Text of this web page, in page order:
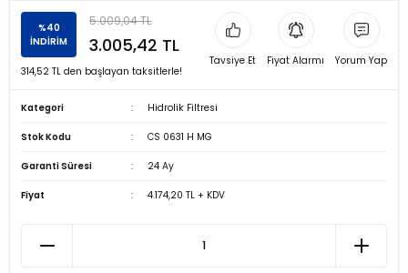
%40
İNDİRİM
5.009,04 TL
3.005,42 TL
314,52 TL den başlayan taksitlerle!
Tavsiye Et Fiyat Alarmı Yorum Yap
Kategori Hidrolik Filtresi
Stok Kodu CS 0631 H MG
Garanti Süresi 24 Ay
Fiyat 4.174,20 TL + KDV